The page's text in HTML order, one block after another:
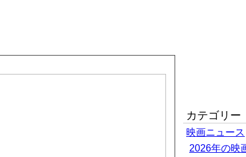
カテゴリー
映画ニュース
2026年の映